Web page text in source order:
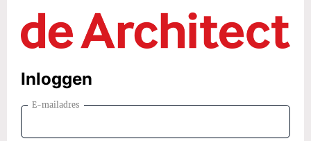
Inloggen
E-mailadres